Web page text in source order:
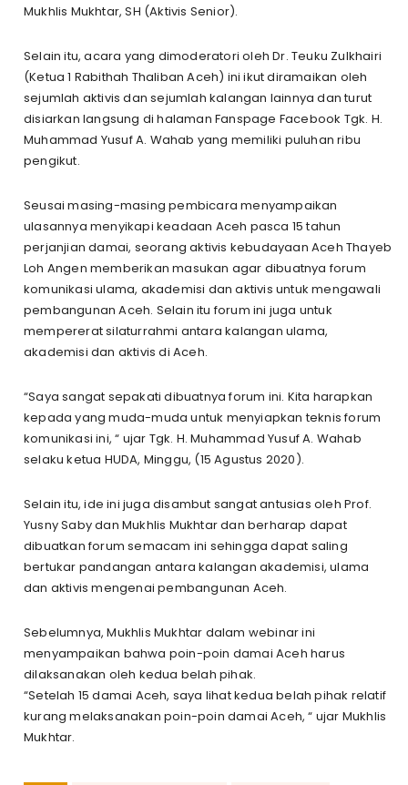
Mukhlis Mukhtar, SH (Aktivis Senior).
Selain itu, acara yang dimoderatori oleh Dr. Teuku Zulkhairi
(Ketua 1 Rabithah Thaliban Aceh) ini ikut diramaikan oleh
sejumlah aktivis dan sejumlah kalangan lainnya dan turut
disiarkan langsung di halaman Fanspage Facebook Tgk. H.
Muhammad Yusuf A. Wahab yang memiliki puluhan ribu
pengikut.
Seusai masing-masing pembicara menyampaikan
ulasannya menyikapi keadaan Aceh pasca 15 tahun
perjanjian damai, seorang aktivis kebudayaan Aceh Thayeb
Loh Angen memberikan masukan agar dibuatnya forum
komunikasi ulama, akademisi dan aktivis untuk mengawali
pembangunan Aceh. Selain itu forum ini juga untuk
mempererat silaturrahmi antara kalangan ulama,
akademisi dan aktivis di Aceh.
“Saya sangat sepakati dibuatnya forum ini. Kita harapkan
kepada yang muda-muda untuk menyiapkan teknis forum
komunikasi ini, “ ujar Tgk. H. Muhammad Yusuf A. Wahab
selaku ketua HUDA, Minggu, (15 Agustus 2020).
Selain itu, ide ini juga disambut sangat antusias oleh Prof.
Yusny Saby dan Mukhlis Mukhtar dan berharap dapat
dibuatkan forum semacam ini sehingga dapat saling
bertukar pandangan antara kalangan akademisi, ulama
dan aktivis mengenai pembangunan Aceh.
Sebelumnya, Mukhlis Mukhtar dalam webinar ini
menyampaikan bahwa poin-poin damai Aceh harus
dilaksanakan oleh kedua belah pihak.
“Setelah 15 damai Aceh, saya lihat kedua belah pihak relatif
kurang melaksanakan poin-poin damai Aceh, “ ujar Mukhlis
Mukhtar.